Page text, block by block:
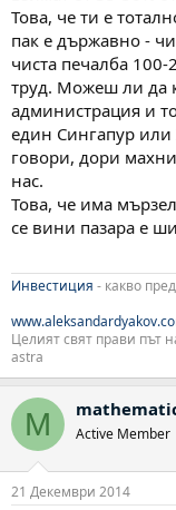
Това, че ти е
пак е държавно -
чиста печалба
труд. Можеш ли да
администрация и
един Сингапур или
говори, дори
нас.
Това, че има
се вини пазара е
Инвестиция - какво
Целият свят прави път
astra
M Active Member
21 Декември 2014